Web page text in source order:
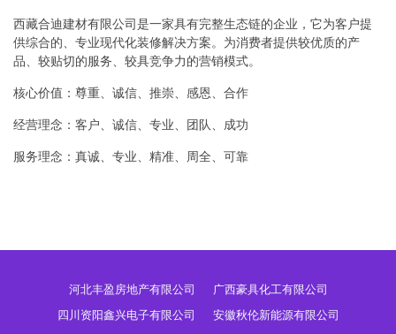
西藏合迪建材有限公司是一家具有完整生态链的企业，它为客户提
供综合的、专业现代化装修解决方案。为消费者提供较优质的产
品、较贴切的服务、较具竞争力的营销模式。
核心价值：尊重、诚信、推崇、感恩、合作
经营理念：客户、诚信、专业、团队、成功
服务理念：真诚、专业、精准、周全、可靠
河北丰盈房地产有限公司
广西豪具化工有限公司
四川资阳鑫兴电子有限公司
安徽秋伦新能源有限公司